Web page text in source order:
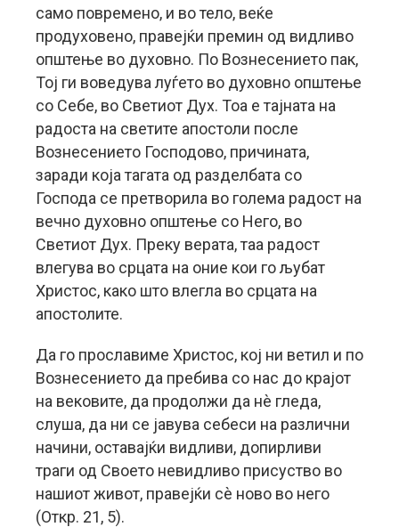
само повремено, и во тело, веќе
продуховено, правејќи премин од видливо
општење во духовно. По Вознесението пак,
Тој ги воведува луѓето во духовно општење
со Себе, во Светиот Дух. Тоа е тајната на
радоста на светите апостоли после
Вознесението Господово, причината,
заради која тагата од разделбата со
Господа се претворила во голема радост на
вечно духовно општење со Него, во
Светиот Дух. Преку верата, таа радост
влегува во срцата на оние кои го љубат
Христос, како што влегла во срцата на
апостолите.
Да го прославиме Христос, кој ни ветил и по
Вознесението да пребива со нас до крајот
на вековите, да продолжи да нè гледа,
слуша, да ни се јавува себеси на различни
начини, оставајќи видливи, допирливи
траги од Своето невидливо присуство во
нашиот живот, правејќи сè ново во него
(Откр. 21, 5).